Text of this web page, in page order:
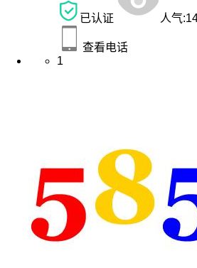
已认证 人气:
查看电话
1